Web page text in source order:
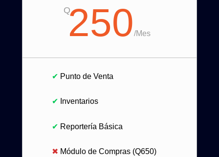
Q250/Mes
✔ Punto de Venta
✔ Inventarios
✔ Reportería Básica
✖ Módulo de Compras (Q650)